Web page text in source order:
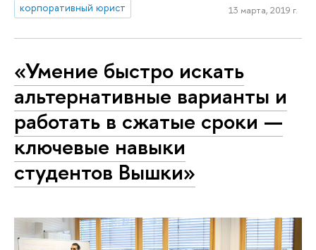
корпоративный юрист
13 марта, 2019 г.
«Умение быстро искать
альтернативные варианты и
работать в сжатые сроки —
ключевые навыки
студентов Вышки»